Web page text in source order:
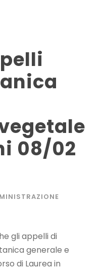
08/02
gli appelli di
generale e
di Laurea in